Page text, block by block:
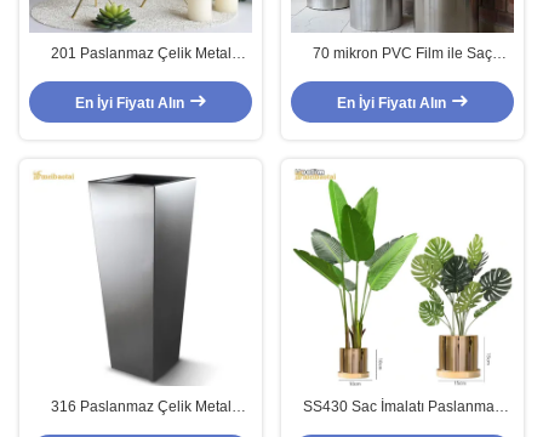
201 Paslanmaz Çelik Metal
İmalatı
En İyi Fiyatı Alın
70 mikron PVC Film ile Saç
Metal İmalat 1m
En İyi Fiyatı Alın
316 Paslanmaz Çelik Metal
SS430 Sac İmalatı Paslanmaz